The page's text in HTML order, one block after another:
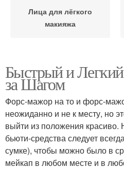
Лица для лёгкого
макияжа
Голубые глаза
Зеленые глаза
Быстрый и
за Шагом
Форс-мажор на то и форс-
неожиданно и не к месту, но
выйти из положения красиво.
бьюти-средства следует
сумке), чтобы можно было в
мейкап в любом месте и в